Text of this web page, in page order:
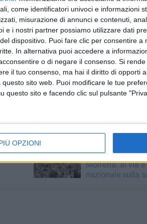
come identificatori univoci e informazioni
misurazione di annunci e contenuti,
e i nostri partner possiamo utilizzare dati
dispositivo. Puoi fare clic per consentire
In alternativa puoi accedere a
o di negare il consenso. Si
il tuo consenso, ma hai il diritto di opporti
sito web. Puoi modificare le tue
questo sito e facendo clic sul pulsante
OPZIONI
ed Oliva, impegnati in un lavoro di
sacerdote, Rosario Scarpati, che gli
che aveva in seguito rinunciato allo
partecipazione di una classe del Liceo
e i giovani", che la Rete delle
in Salvemini.
10 AGOSTO 2026
opportunità per i
Molfetta: al via il
nazionale sulla